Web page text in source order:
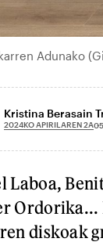
Adunako
Kristina Berasain
2024KO APIRILAREN 2A
Laboa,
diskoak